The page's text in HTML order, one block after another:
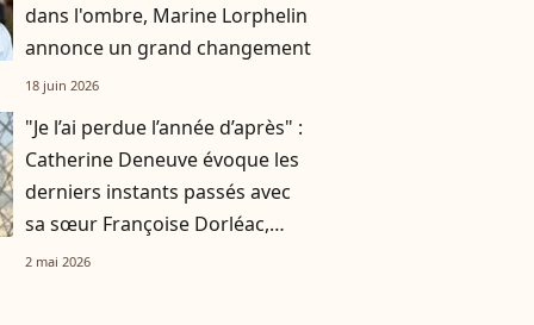
dans l'ombre, Marine Lorphelin
annonce un grand changement
18 juin 2026
"Je l’ai perdue l’année d’après" :
Catherine Deneuve évoque les
derniers instants passés avec
sa sœur Françoise Dorléac,
partie à 25 ans
2 mai 2026